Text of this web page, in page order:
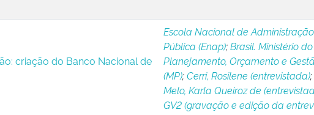
criação do Banco Nacional de
Escola Nacional de Administração
Pública (Enap);Brasil. Ministério do
Planejamento, Orçamento e
(MP);Cerri, Rosilene (entrevistada);
Melo, Karla Queiroz de
GV2 (gravação e edição da